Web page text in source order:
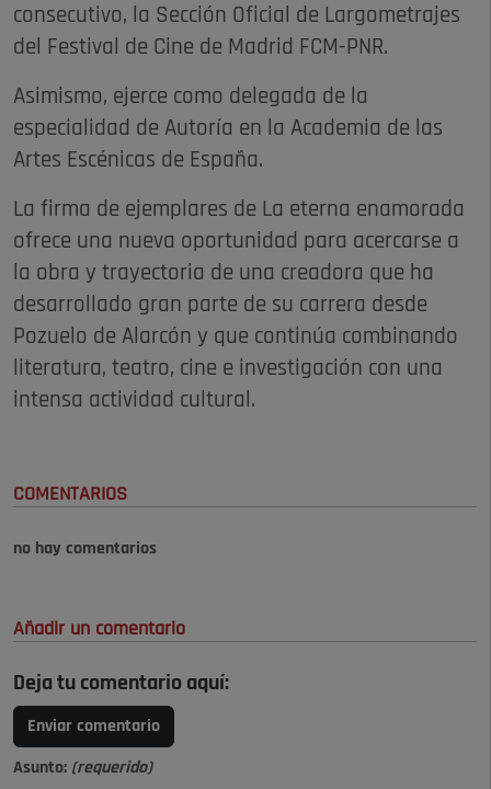
consecutivo, la Sección Oficial de Largometrajes
del Festival de Cine de Madrid FCM-PNR.
Asimismo, ejerce como delegada de la
especialidad de Autoría en la Academia de las
Artes Escénicas de España.
La firma de ejemplares de La eterna enamorada
ofrece una nueva oportunidad para acercarse a
la obra y trayectoria de una creadora que ha
desarrollado gran parte de su carrera desde
Pozuelo de Alarcón y que continúa combinando
literatura, teatro, cine e investigación con una
intensa actividad cultural.
COMENTARIOS
no hay comentarios
Añadir un comentario
Deja tu comentario aquí:
Enviar comentario
Asunto: (requerido)